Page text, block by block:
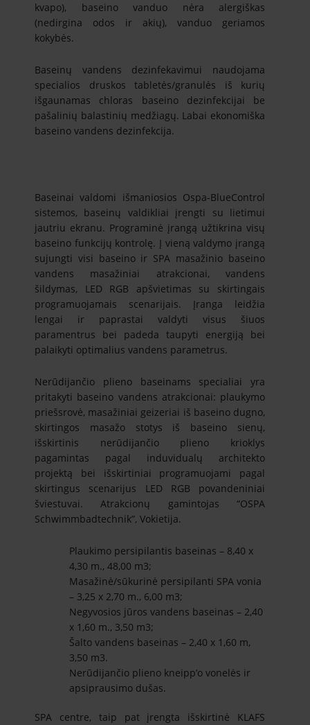
kvapo), baseino vanduo nėra alergiškas
(nedirgina odos ir akių), vanduo geriamos
kokybės.
Baseinų vandens dezinfekavimui naudojama
specialios druskos tabletės/granulės iš kurių
išgaunamas chloras baseino dezinfekcijai be
pašalinių balastinių medžiagų. Labai ekonomiška
baseino vandens dezinfekcija.
Baseinai valdomi išmaniosios Ospa-BlueControl
sistemos, baseinų valdikliai įrengti su lietimui
jautriu ekranu. Programinė įrangą užtikrina visų
baseino funkcijų kontrolę. Į vieną valdymo įrangą
sujungti visi baseino ir SPA masažinio baseino
vandens masažiniai atrakcionai, vandens
šildymas, LED RGB apšvietimas su skirtingais
programuojamais scenarijais. Įranga leidžia
lengai ir paprastai valdyti visus šiuos
paramentrus bei padeda taupyti energiją bei
palaikyti optimalius vandens parametrus.
Nerūdijančio plieno baseinams specialiai yra
pritakyti baseino vandens atrakcionai: plaukymo
priešsrovė, masažiniai geizeriai iš baseino dugno,
skirtingos masažo stotys iš baseino sienų,
išskirtinis nerūdijančio plieno krioklys
pagamintas pagal induvidualų architekto
projektą bei išskirtiniai programuojami pagal
skirtingus scenarijus LED RGB povandeniniai
šviestuvai. Atrakcionų gamintojas “OSPA
Schwimmbadtechnik”, Vokietija.
Plaukimo persipilantis baseinas – 8,40 х
4,30 m., 48,00 m3;
Masažinė/sūkurinė persipilanti SPA vonia
– 3,25 х 2,70 m., 6,00 m3;
Negyvosios jūros vandens baseinas – 2,40
х 1,60 m., 3,50 m3;
Šalto vandens baseinas – 2,40 x 1,60 m,
3,50 m3.
Nerūdijančio plieno kneipp’o vonelės ir
apsiprausimo dušas.
SPA centre, taip pat įrengta išskirtinė KLAFS